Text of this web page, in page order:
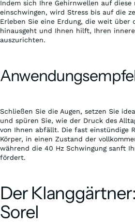
Indem sich Ihre Gehirnwellen auf
einschwingen, wird Stress bis auf die
Erleben Sie eine Erdung, die weit über
hinausgeht und Ihnen hilft, Ihren
auszurichten.
Schließen Sie die Augen, setzen Sie
und spüren Sie, wie der Druck des
von Ihnen abfällt. Die fast einstündige
Körper, in einen Zustand der
während die 40 Hz Schwingung sanft
fördert.
Der
Sorel